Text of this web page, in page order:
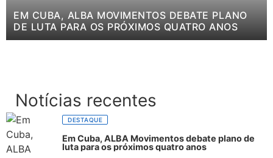
EM CUBA, ALBA MOVIMENTOS DEBATE PLANO
DE LUTA PARA OS PRÓXIMOS QUATRO ANOS
Notícias recentes
DESTAQUE
Em Cuba, ALBA Movimentos debate plano de
luta para os próximos quatro anos